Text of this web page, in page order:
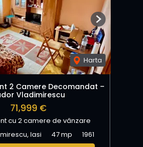
Harta
Next
2 Camere Decomandat –
Vladimirescu
71,999 €
cu 2 camere de vânzare
Iasi
47 mp 1961